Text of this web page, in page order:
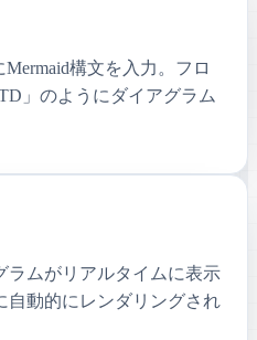
構文を入力。フロ
」のようにダイアグラム
ラムがリアルタイムに表示
自動的にレンダリングされ